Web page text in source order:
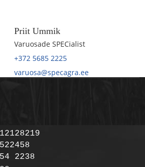
Priit Ummik
Varuosade SPECialist
+372 5685 2225
varuosa@specagra.ee
2238